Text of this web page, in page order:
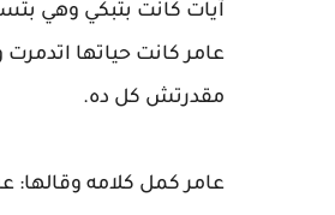
آيات كانت بتبكي وهي
عامر كانت حياتها
مقدرتش كل ده.
عامر كمل كلامه